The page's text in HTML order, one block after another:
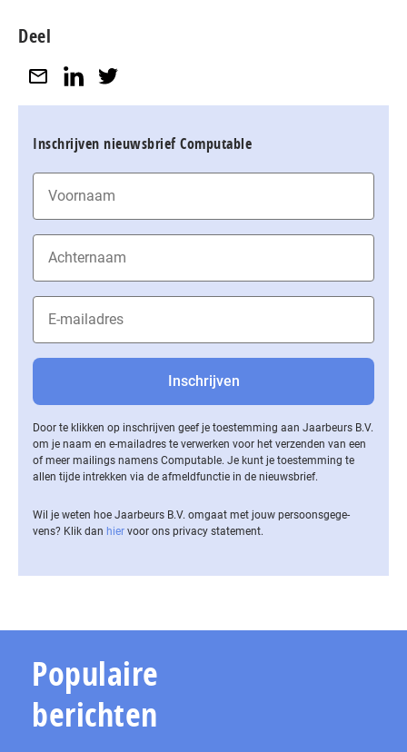
Deel
Inschrijven nieuwsbrief Computable
Door te klikken op inschrijven geef je toestemming aan Jaarbeurs B.V.
om je naam en e-mailadres te verwerken voor het verzenden van een
of meer mailings namens Computable. Je kunt je toestemming te
allen tijde intrekken via de af­meld­func­tie in de nieuwsbrief.
Wil je weten hoe Jaarbeurs B.V. omgaat met jouw per­soons­ge­ge­
vens? Klik dan hier voor ons privacy statement.
Populaire
berichten